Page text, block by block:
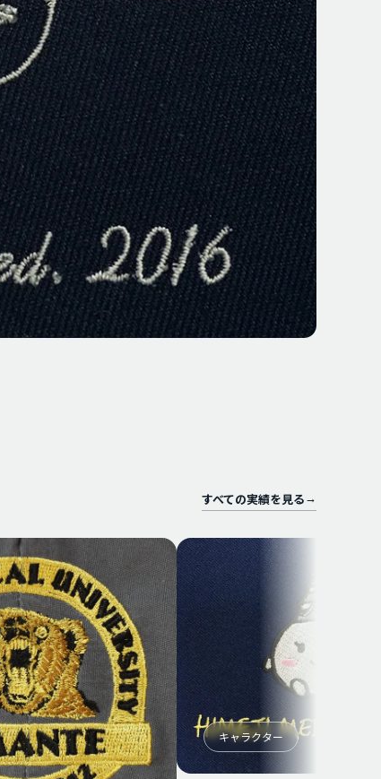
すべての実績を見る →
キャラクター